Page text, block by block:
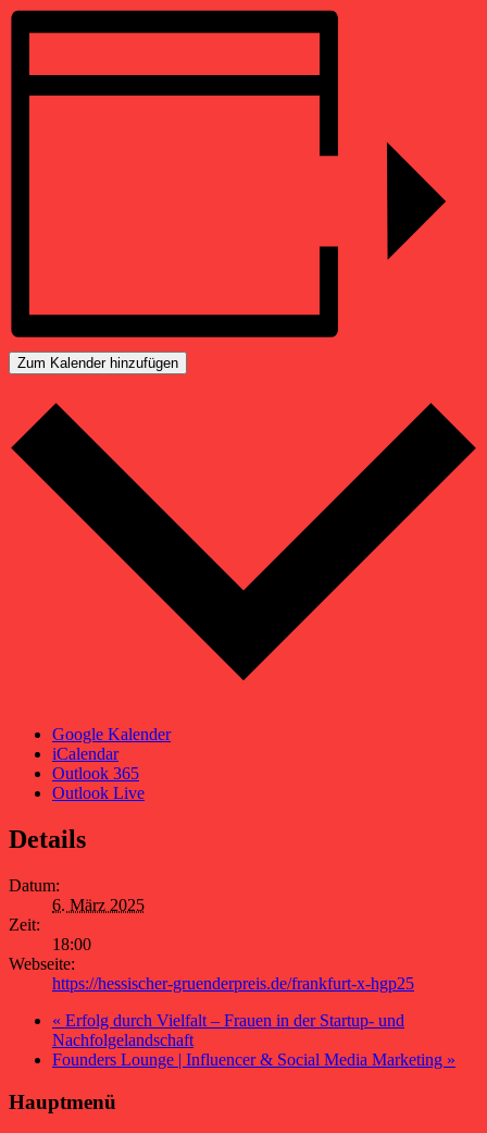
Zum Kalender hinzufügen
Google Kalender
iCalendar
Outlook 365
Outlook Live
Details
Datum:
6. März 2025
Zeit:
18:00
Webseite:
https://hessischer-gruenderpreis.de/frankfurt-x-hgp25
« Erfolg durch Vielfalt – Frauen in der Startup- und
Nachfolgelandschaft
Founders Lounge | Influencer & Social Media Marketing »
Hauptmenü